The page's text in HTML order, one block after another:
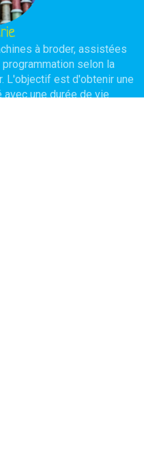
à broder, assistées
selon la
L'objectif est d'obtenir une
une durée de vie